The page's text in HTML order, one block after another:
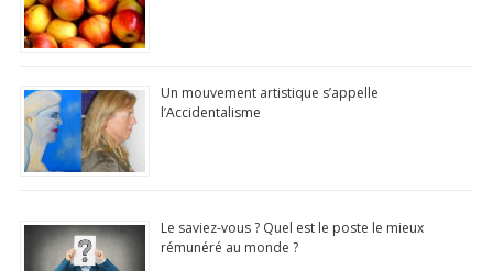
Un mouvement artistique s’appelle
l’Accidentalisme
Le saviez-vous ? Quel est le poste le mieux
rémunéré au monde ?